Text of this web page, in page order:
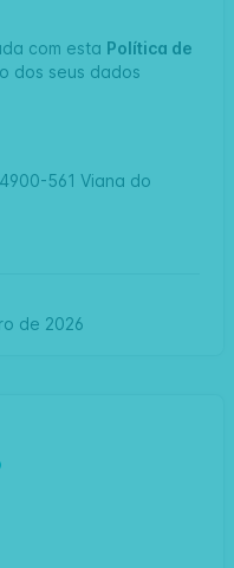
com esta Política de
dos seus dados
561 Viana do
de 2026